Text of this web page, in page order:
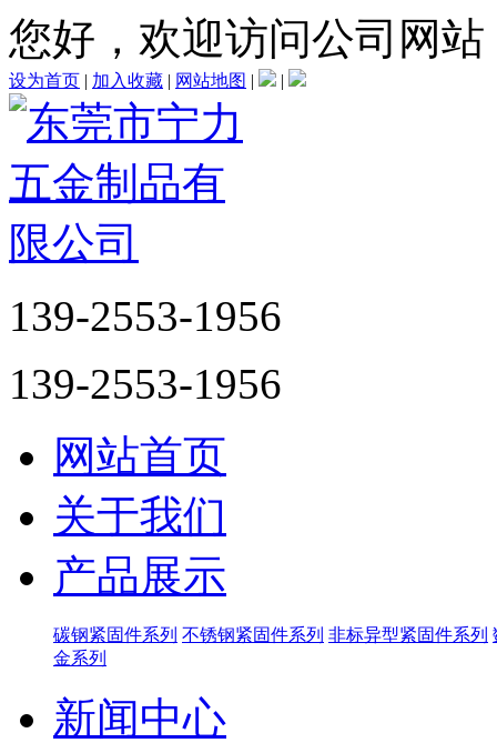
您好，欢迎访问公司网
设为首页 | 加入收藏 | 网站地图 | |
139-2553-1956
139-2553-1956
网站首页
关于我们
产品展示
碳钢紧固件系列 不锈钢紧固件系列 非标异型紧固件系列
金系列
新闻中心